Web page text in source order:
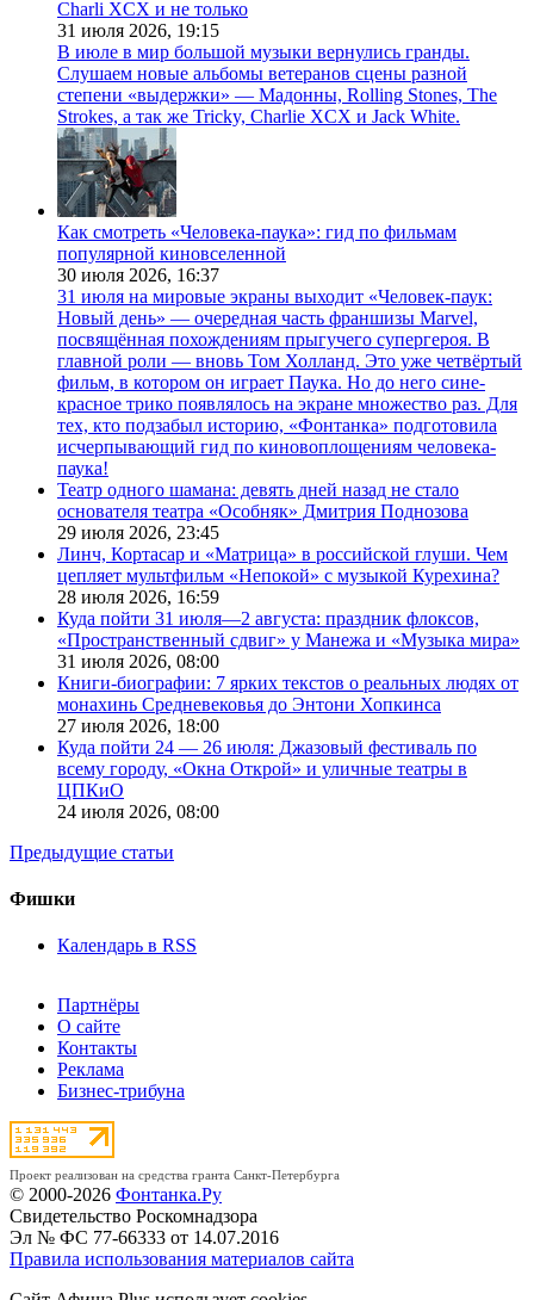
Charli XCX и не только
31 июля 2026, 19:15
В июле в мир большой музыки вернулись гранды.
Слушаем новые альбомы ветеранов сцены разной
степени «выдержки» — Мадонны, Rolling Stones, The
Strokes, а так же Tricky, Charlie XCX и Jack White.
Как смотреть «Человека-паука»: гид по фильмам
популярной киновселенной
30 июля 2026, 16:37
31 июля на мировые экраны выходит «Человек-паук:
Новый день» — очередная часть франшизы Marvel,
посвящённая похождениям прыгучего супергероя. В
главной роли — вновь Том Холланд. Это уже четвёртый
фильм, в котором он играет Паука. Но до него сине-
красное трико появлялось на экране множество раз. Для
тех, кто подзабыл историю, «Фонтанка» подготовила
исчерпывающий гид по киновоплощениям человека-
паука!
Театр одного шамана: девять дней назад не стало
основателя театра «Особняк» Дмитрия Поднозова
29 июля 2026, 23:45
Линч, Кортасар и «Матрица» в российской глуши. Чем
цепляет мультфильм «Непокой» с музыкой Курехина?
28 июля 2026, 16:59
Куда пойти 31 июля—2 августа: праздник флоксов,
«Пространственный сдвиг» у Манежа и «Музыка мира»
31 июля 2026, 08:00
Книги-биографии: 7 ярких текстов о реальных людях от
монахинь Средневековья до Энтони Хопкинса
27 июля 2026, 18:00
Куда пойти 24 — 26 июля: Джазовый фестиваль по
всему городу, «Окна Открой» и уличные театры в
ЦПКиО
24 июля 2026, 08:00
Предыдущие статьи
Фишки
Календарь в RSS
Партнёры
О сайте
Контакты
Реклама
Бизнес-трибуна
Проект реализован на средства гранта Санкт-Петербурга
© 2000-2026 Фонтанка.Ру
Свидетельство Роскомнадзора
Эл № ФС 77-66333 от 14.07.2016
Правила использования материалов сайта